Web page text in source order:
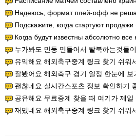
Надеюсь, формат плей-офф не решат
Подскажите, когда стартуют продажи
Когда будут известны абсолютно все
누가봐도 민둥 만들어서 탈북하는것들이나 뭔가 쳐들어오는 낌새를 미리 알아차리기
유익해요 해외축구중계 링크 찾기 쉬워서 자주 와요. 참고로 무료스포츠중계
잘봤어요 해외축구 경기 일정 한눈에 보기 좋아요. 덕분에 epl중계 볼 때
괜찮네요 실시간스포츠 정보 확인하기 좋아요. 그래도 epl중계 볼 때 공식
공유해요 무료중계 찾을 때 여기가 제일 편해요. 그리고 무료스포츠중계 정보
재밌네요 해외축구중계 링크 찾기 쉬워서 자주 와요. 그래서 해외축구중계도